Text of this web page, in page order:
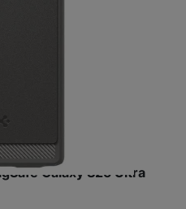
Galaxy S25 Ultra